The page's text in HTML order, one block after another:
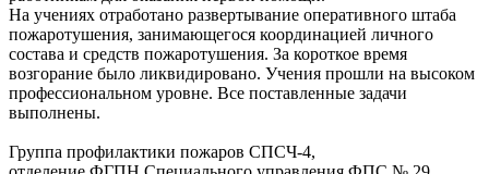
На учениях отработано развертывание оперативного штаба
пожаротушения, занимающегося координацией личного
состава и средств пожаротушения. За короткое время
возгорание было ликвидировано. Учения прошли на высоком
профессиональном уровне. Все поставленные задачи
выполнены.
Группа профилактики пожаров СПСЧ-4,